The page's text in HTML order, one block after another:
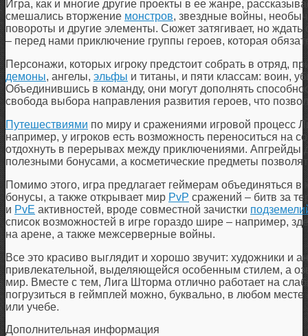
Игра, как и многие другие проекты в ее жанре,
смешались вторжение монстров, звездные войны,
повороты и другие элементы. Сюжет затягивает, но ждать
– перед нами приключение группы героев, которая
Персонажи, которых игроку предстоит собрать в отряд,
демоны, ангелы, эльфы и титаны, и пяти классам: воин,
Объединившись в команду, они могут дополнять
свобода выбора направления развития героев, что
Путешествиями по миру и сражениями игровой процесс
например, у игроков есть возможность переноситься на
отдохнуть в перерывах между приключениями. Апгрейды
полезными бонусами, а косметические предметы позволят
Помимо этого, игра предлагает геймерам объединяться
бонусы, а также открывает мир PvP сражений – битв за
и PvE активностей, вроде совместной зачистки
список возможностей в игре гораздо шире – например,
на арене, а также межсерверные войны.
Все это красиво выглядит и хорошо звучит: художники и
привлекательной, выделяющейся особенным стилем, а
мир. Вместе с тем, Лига Шторма отлично работает на
погрузиться в геймплей можно, буквально, в любом месте
или учебе.
Дополнительная информация